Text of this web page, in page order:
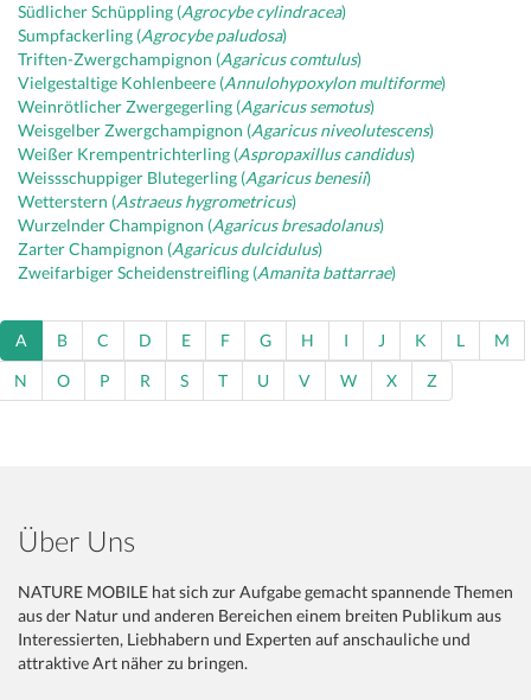
Südlicher Schüppling (Agrocybe cylindracea)
Sumpfackerling (Agrocybe paludosa)
Triften-Zwergchampignon (Agaricus comtulus)
Vielgestaltige Kohlenbeere (Annulohypoxylon multiforme)
Weinrötlicher Zwergegerling (Agaricus semotus)
Weisgelber Zwergchampignon (Agaricus niveolutescens)
Weißer Krempentrichterling (Aspropaxillus candidus)
Weissschuppiger Blutegerling (Agaricus benesii)
Wetterstern (Astraeus hygrometricus)
Wurzelnder Champignon (Agaricus bresadolanus)
Zarter Champignon (Agaricus dulcidulus)
Zweifarbiger Scheidenstreifling (Amanita battarrae)
A B C D E F G H I J K L
M
N
O P R S T U V W X Z
Über Uns
NATURE MOBILE hat sich zur Aufgabe gemacht spannende Themen
aus der Natur und anderen Bereichen einem breiten Publikum aus
Interessierten, Liebhabern und Experten auf anschauliche und
attraktive Art näher zu bringen.